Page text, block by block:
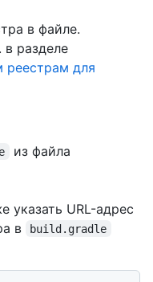
в файле.
разделе
реестрам для
из файла
указать URL-адрес
в build.gradle